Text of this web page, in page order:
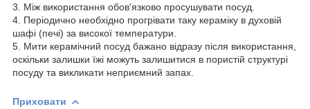
3. Між використання обов'язково просушувати посуд.
4. Періодично необхідно прогрівати таку кераміку в духовій
шафі (печі) за високої температури.
5. Мити керамічний посуд бажано відразу після використання,
оскільки залишки їжі можуть залишитися в пористій структурі
посуду та викликати неприємний запах.
Приховати